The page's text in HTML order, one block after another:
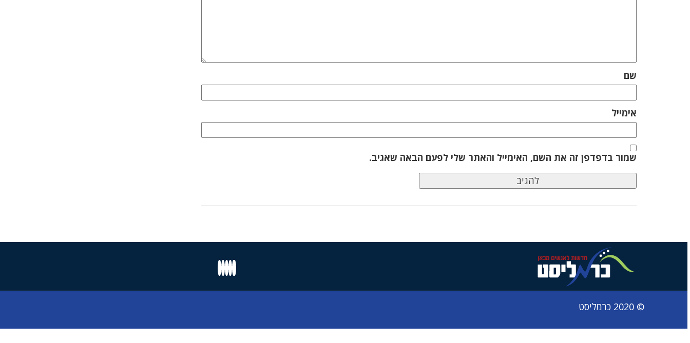
שם
אימייל
שמור בדפדפן זה את השם, האימייל והאתר שלי לפעם הבאה שאגיב.
© 2020 כרמליסט